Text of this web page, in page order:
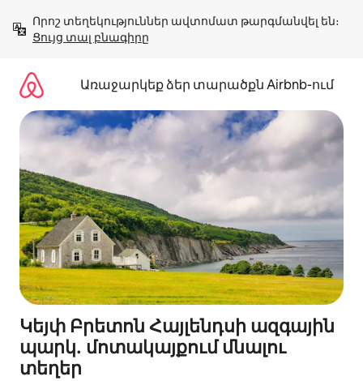
բովանդակությանը
Ցույց տալ բնագիրը
Առաջարկեք ձեր տարածքն Airbnb-ում
Կեյփ Բրետոն Հայլենդսի ազգային
պարկ․ մոտակայքում մնալու
տեղեր